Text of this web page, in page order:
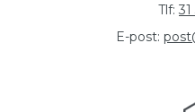
Tlf:
E-post: